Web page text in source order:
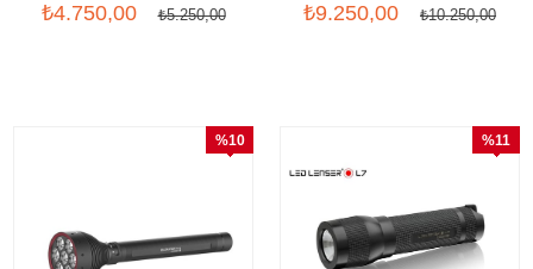
₺4.750,00 ₺5.250,00 ₺9.250,00 ₺10.250,00
%10
%11